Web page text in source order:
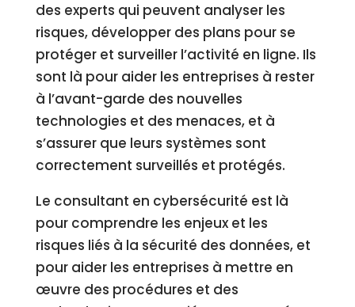
des experts qui peuvent analyser les
risques, développer des plans pour se
protéger et surveiller l’activité en ligne. Ils
sont là pour aider les entreprises à rester
à l’avant-garde des nouvelles
technologies et des menaces, et à
s’assurer que leurs systèmes sont
correctement surveillés et protégés.
Le consultant en cybersécurité est là
pour comprendre les enjeux et les
risques liés à la sécurité des données, et
pour aider les entreprises à mettre en
œuvre des procédures et des